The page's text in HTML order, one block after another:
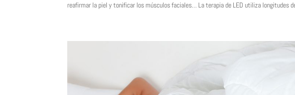
reafirmar la piel y tonificar los músculos faciales… La terapia de LED utiliza longitudes